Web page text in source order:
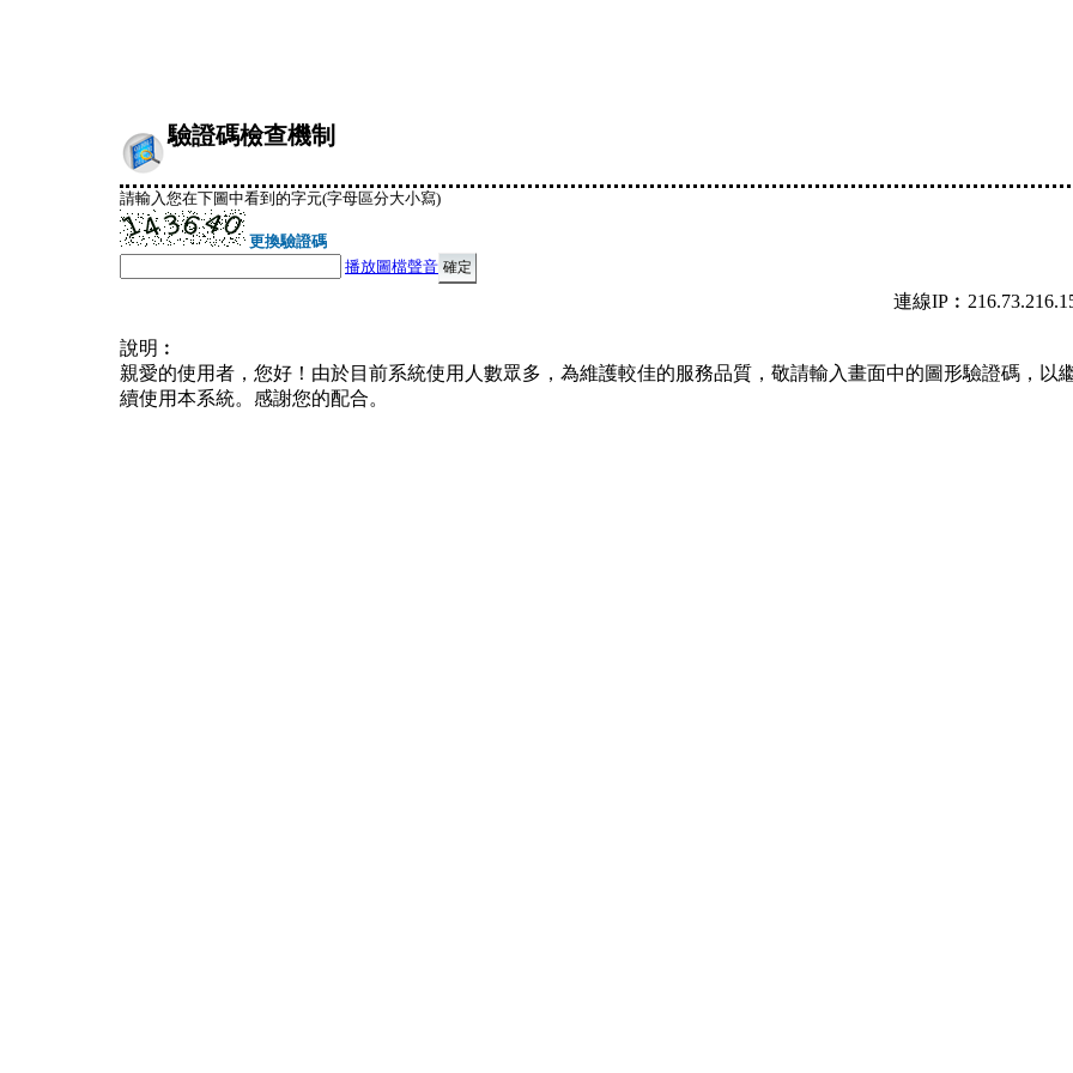
驗證碼檢查機制
請輸入您在下圖中看到的字元(字母區分大小寫)
更換驗證碼
播放圖檔聲音
連線
說明︰
親愛的使用者，您好！由於目前系統使用人數眾多，為維護較佳的服務品質，敬請輸入畫面中的圖形驗證碼，以
續使用本系統。感謝您的配合。